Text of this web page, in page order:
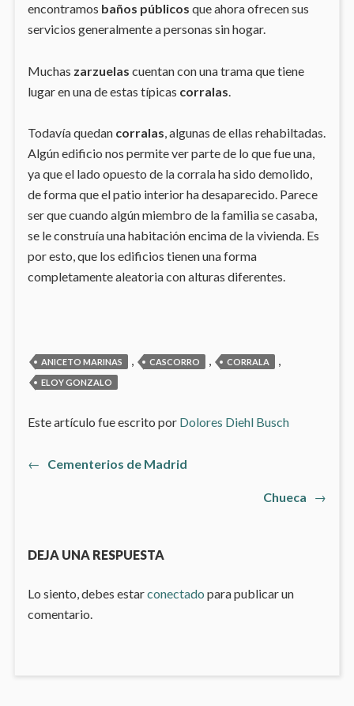
encontramos baños públicos que ahora ofrecen sus
servicios generalmente a personas sin hogar.
Muchas zarzuelas cuentan con una trama que tiene
lugar en una de estas típicas corralas
Todavía quedan corralas, algunas de ellas rehabiltadas.
Algún edificio nos permite ver parte de lo que fue una,
ya que el lado opuesto de la corrala ha sido demolido,
de forma que el patio interior ha desaparecido. Parece
ser que cuando algún miembro de la familia se casaba,
se le construía una habitación encima de la vivienda. Es
por esto, que los edificios tienen una forma
completamente aleatoria con alturas diferentes.
ANICETO MARINAS CASCORRO CORRALA
ELOY GONZALO
Este artículo fue escrito por Dolores Diehl Busch
Navegación
←
Artículo
Cementerios de Madrid
Chueca Artículo
→
DEJA UNA RESPUESTA
Lo siento, debes estarconectado para publicar un
comentario.